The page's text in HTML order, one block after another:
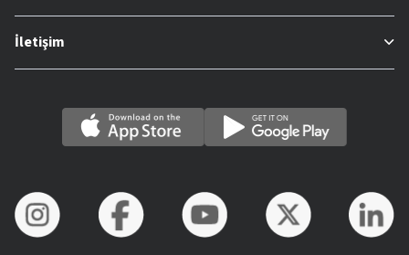
İletişim